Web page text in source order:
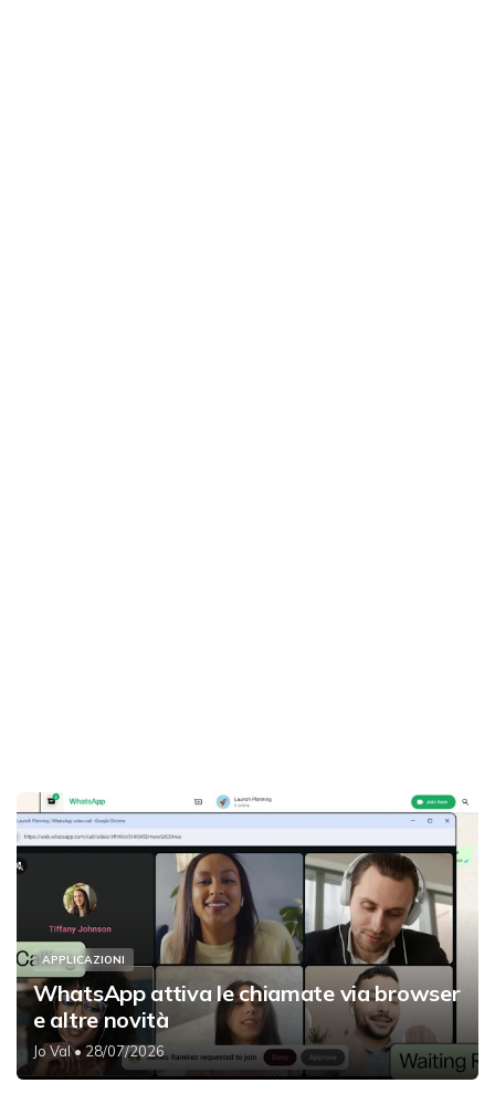
APPLICAZIONI
WhatsApp attiva le chiamate via browser
e altre novità
Jo Val• 28/07/2026